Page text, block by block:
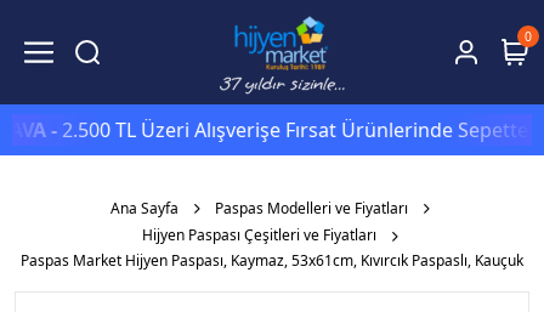
0
2.500 TL Üzeri Alışverişe Fırsat Ürünlerinde Sepette
Ana Sayfa
Paspas Modelleri ve Fiyatları
Hijyen Paspası Çeşitleri ve Fiyatları
Paspas Market Hijyen Paspası, Kaymaz, 53x61cm, Kıvırcık Paspaslı, Kauçuk